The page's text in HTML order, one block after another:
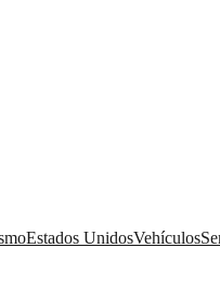
Estados UnidosVehículos